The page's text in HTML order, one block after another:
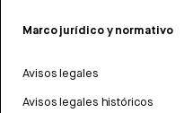
Marco jurídico y normativo
Avisos legales
Avisos legales históricos